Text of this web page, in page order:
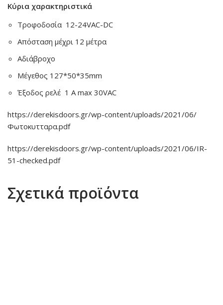
Κύρια χαρακτηριστικά
Τροφοδοσία 12-24VAC-DC
Απόσταση μέχρι 12 μέτρα
Αδιάβροχο
Μέγεθος 127*50*35mm
Έξοδος ρελέ 1 Α max 30VAC
https://derekisdoors.gr/wp-content/uploads/2021/06/
Φωτοκυτταρα.pdf
https://derekisdoors.gr/wp-content/uploads/2021/06/IR-
51-checked.pdf
Σχετικά προϊόντα